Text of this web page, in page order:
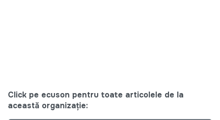
Click pe ecuson pentru toate articolele de la
această organizație: